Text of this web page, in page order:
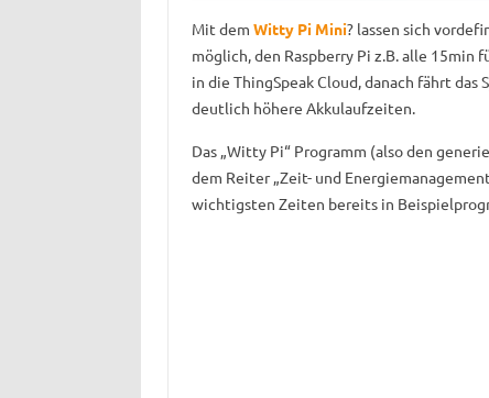
Mit dem Witty Pi Mini? lassen sich
möglich, den Raspberry Pi z.B. alle 15min
in die ThingSpeak Cloud, danach fährt
deutlich höhere Akkulaufzeiten.
Das „Witty Pi“ Programm (also den
dem Reiter „Zeit- und
wichtigsten Zeiten bereits in